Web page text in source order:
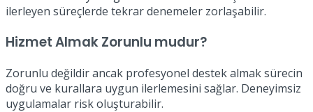
ilerleyen süreçlerde tekrar denemeler zorlaşabilir.
Hizmet Almak Zorunlu mudur?
Zorunlu değildir ancak profesyonel destek almak sürecin
doğru ve kurallara uygun ilerlemesini sağlar. Deneyimsiz
uygulamalar risk oluşturabilir.